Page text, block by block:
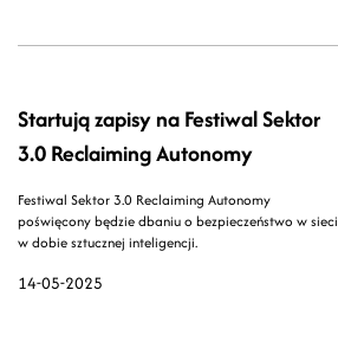
14-05-2025
Startują zapisy na Festiwal Sektor
3.0 Reclaiming Autonomy
Festiwal Sektor 3.0 Reclaiming Autonomy
poświęcony będzie dbaniu o bezpieczeństwo w sieci
w dobie sztucznej inteligencji.